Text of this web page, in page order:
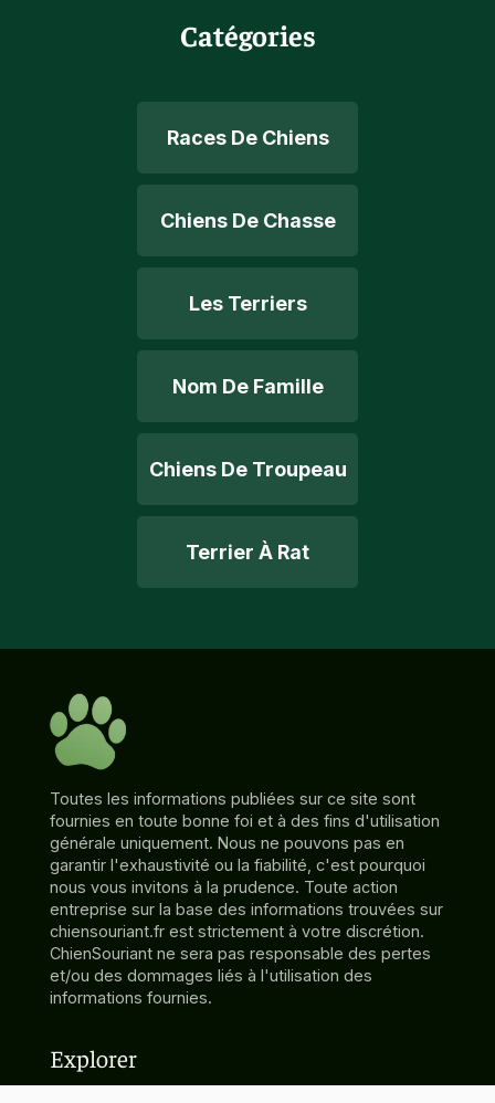
Catégories
Races De Chiens
Chiens De Chasse
Les Terriers
Nom De Famille
Chiens De Troupeau
Terrier À Rat
Toutes les informations publiées sur ce site sont
fournies en toute bonne foi et à des fins d'utilisation
générale uniquement. Nous ne pouvons pas en
garantir l'exhaustivité ou la fiabilité, c'est pourquoi
nous vous invitons à la prudence. Toute action
entreprise sur la base des informations trouvées sur
chiensouriant.fr est strictement à votre discrétion.
ChienSouriant ne sera pas responsable des pertes
et/ou des dommages liés à l'utilisation des
informations fournies.
Explorer